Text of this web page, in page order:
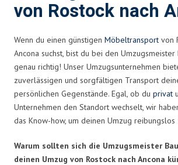
von Rostock nach
Wenn du einen günstigen Möbeltransport von
Ancona suchst, bist du bei den Umzugsmeister
genau richtig! Unser Umzugsunternehmen
zuverlässigen und sorgfältigen Transport
persönlichen Gegenstände. Egal, ob du privat
Unternehmen den Standort wechselt, wir
das Know-how, um deinen Umzug reibungslos
Warum sollten sich die Umzugsmeister
deinen Umzug von Rostock nach Ancona